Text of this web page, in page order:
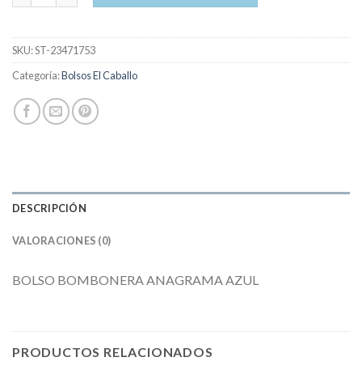
SKU:ST-23471753
Categoría:Bolsos El Caballo
DESCRIPCIÓN
VALORACIONES (0)
BOLSO BOMBONERA ANAGRAMA AZUL
PRODUCTOS RELACIONADOS